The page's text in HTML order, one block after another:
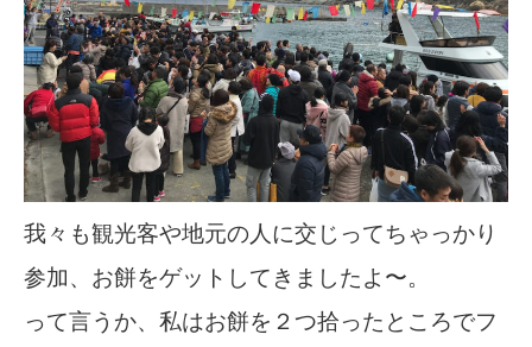
我々も観光客や地元の人に交じってちゃっかり
参加、お餅をゲットしてきましたよ〜。
って言うか、私はお餅を２つ拾ったところでフ